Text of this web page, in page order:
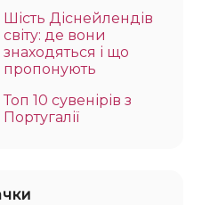
Шість Діснейлендів
світу: де вони
знаходяться і що
пропонують
Топ 10 сувенірів з
Португалії